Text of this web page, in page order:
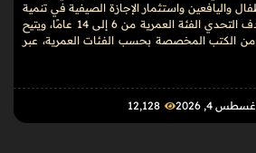
واليافعين واستثمار الإجازة الصيفية في تنمية
المعرفة والمهارات. ويستهدف التحدي الفئة العمرية من 6 إلى 14 عامًا، ويتيح
الكتب المخصصة بحسب الفئات العمرية، عبر
4, 2026 12٬128